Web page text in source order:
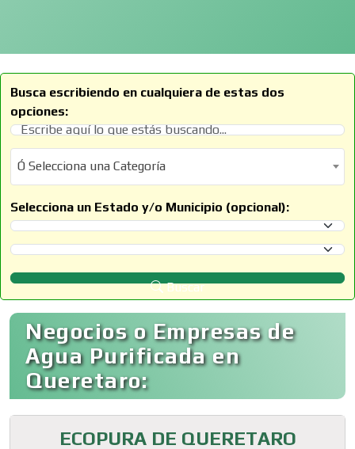
Busca escribiendo en cualquiera de estas dos
opciones:
Ó Selecciona una Categoría
Ó Selecciona una Categoría
Selecciona un Estado y/o Municipio (opcional):
Selecciona un Estado
Selecciona un Municipio
Buscar
Negocios o Empresas de
Agua Purificada en
Queretaro:
ECOPURA DE QUERETARO